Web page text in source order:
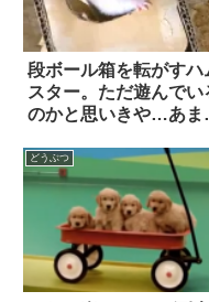
段ボール箱を転がすハ
スター。ただ遊んでい
のかと思いきや…あま
愕！
どうぶつ